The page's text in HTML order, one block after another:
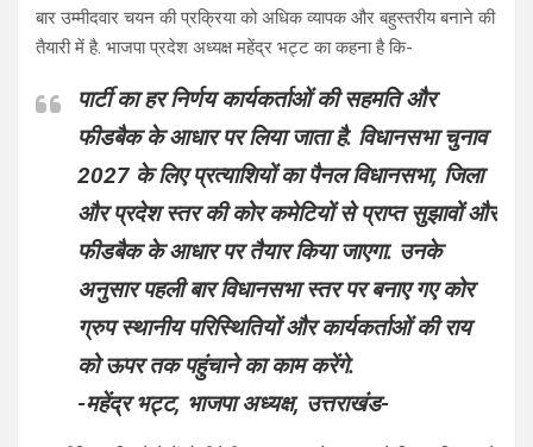
बार उम्मीदवार चयन की प्रक्रिया को अधिक व्यापक और बहुस्तरीय बनाने की
तैयारी में है. भाजपा प्रदेश अध्यक्ष महेंद्र भट्ट का कहना है कि-
पार्टी का हर निर्णय कार्यकर्ताओं की सहमति और
फीडबैक के आधार पर लिया जाता है. विधानसभा चुनाव
2027 के लिए प्रत्याशियों का पैनल विधानसभा, जिला
और प्रदेश स्तर की कोर कमेटियों से प्राप्त सुझावों और
फीडबैक के आधार पर तैयार किया जाएगा. उनके
अनुसार पहली बार विधानसभा स्तर पर बनाए गए कोर
ग्रुप स्थानीय परिस्थितियों और कार्यकर्ताओं की राय
को ऊपर तक पहुंचाने का काम करेंगे.
-महेंद्र भट्ट, भाजपा अध्यक्ष, उत्तराखंड-